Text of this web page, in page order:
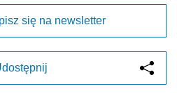
się na newsletter